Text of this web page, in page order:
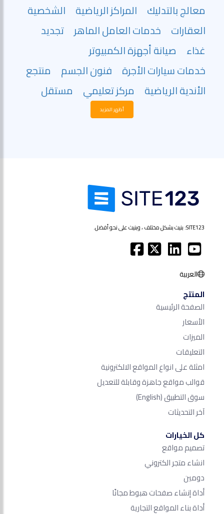
معالج بالتدليك المراكز الرياضية الشخصية
العقارات خدمات العامل الماهر تجديد
غذاء
صيانة أجهزة الكمبيوتر
خدمات سيارات الأجرة فنون الجسم
منتجع
الأندية الرياضية
مركز تعليمي مستقل
أظهر المزيد
SITE123: بنيت بشكل مختلف ، وبنيت على نحو أفضل.
العربية
المنتج
الصفحة الرئيسية
الأسعار
الميزات
التعليقات
امثلة على انواع المواقع الالكترونية
قوالب مواقع جاهزة وقابلة للتعديل
سوق التطبيق(English)
آخر التحديثات
كل الخيارات
تصميم مواقع
انشاء متجر الكتروني
دومين
أداة إنشاء صفحات هبوط مجانًا
أداة بناء المواقع التجارية